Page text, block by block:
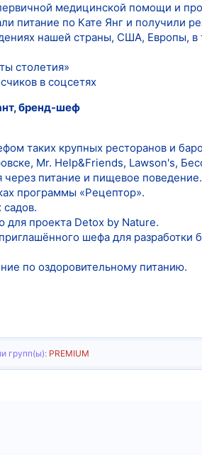
медицинской помощи и
питание по Кате Янг и получили
нашей страны, США, Европы,
столетия»
в соцсетях
бренд-шеф
таких крупных ресторанов и
Mr. Help&Friends, Lawson's,
через питание и пищевое поведение.
программы «Рецептор».
проекта Detox by Nature.
шефа для разработки
по оздоровительному питанию.
групп(ы): PREMIUM